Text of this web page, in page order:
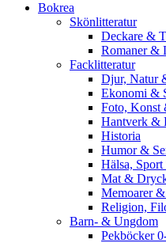
Bokrea
Skönlitteratur
Deckare &
Romaner &
Facklitteratur
Djur, Natur
Ekonomi &
Foto, Konst
Hantverk &
Historia
Humor &
Hälsa,
Mat &
Memoarer
Religion,
Barn- & Ungdom
Pekböcker